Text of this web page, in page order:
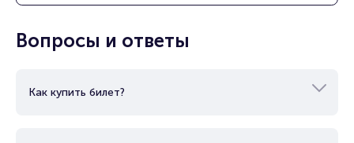
Вопросы и ответы
Как купить билет?